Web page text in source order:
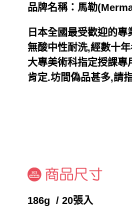
品牌名稱：馬勒
日本全國最受歡迎的
無酸中性耐洗,經數十
大專美術科指定授課專
肯定.坊間偽品甚多,請
186g / 20張入